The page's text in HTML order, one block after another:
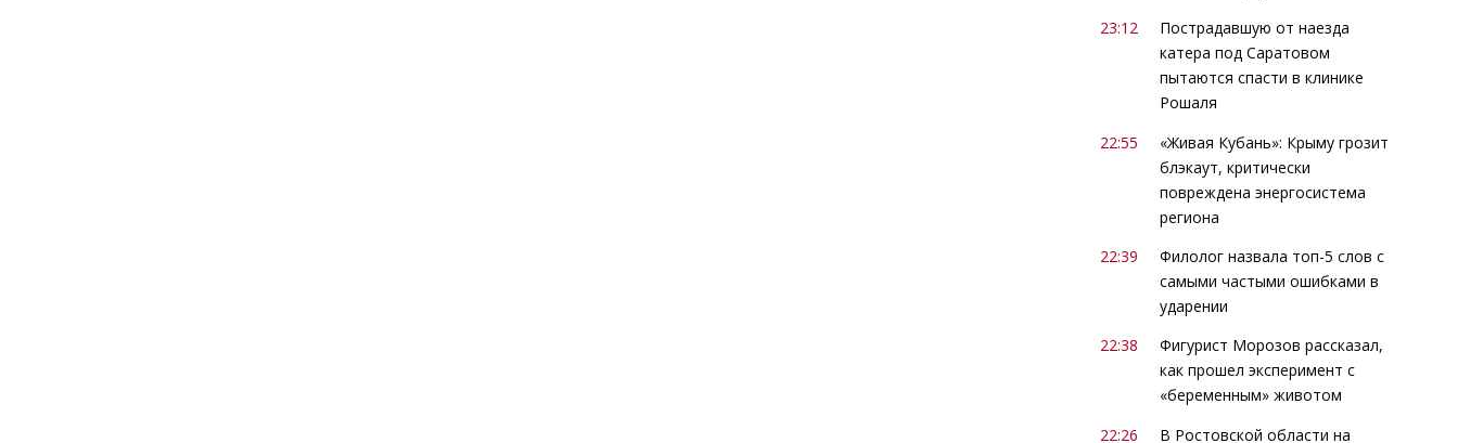
23:12
Пострадавшую от наезда
катера под Саратовом
пытаются спасти в клинике
Рошаля
22:55
«Живая Кубань»: Крыму грозит
блэкаут, критически
повреждена энергосистема
региона
22:39
Филолог назвала топ-5 слов с
самыми частыми ошибками в
ударении
22:38
Фигурист Морозов рассказал,
как прошел эксперимент с
«беременным» животом
22:26
В Ростовской области на